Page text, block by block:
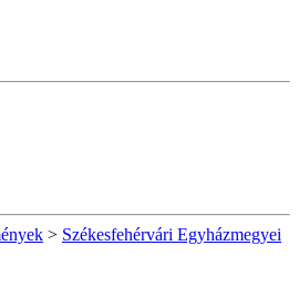
> Székesfehérvári Egyházmegyei